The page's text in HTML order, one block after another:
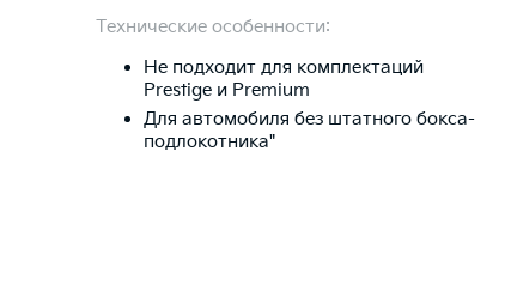
Технические особенности:
Не подходит для комплектаций
Prestige и Premium
Для автомобиля без штатного бокса-
подлокотника"